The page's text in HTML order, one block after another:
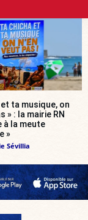
ta musique, on
» : la mairie RN
à la meute
»
Sévillia